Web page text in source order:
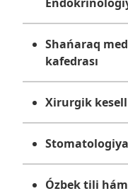
Shańaraq
kafedrası
Xirurgik
Stomatologiya
Ózbek tili